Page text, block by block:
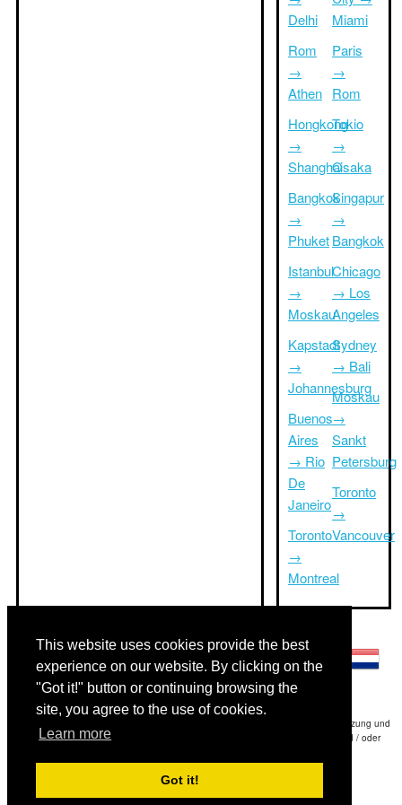
This website uses cookies provide the best
experience on our website. By clicking on the
"Got it!" button or continuing browsing the
site, you agree to the use of cookies.
Learn more
Got it!
Delhi
Rom
→
Athen
Hongkong
→
Shanghai
Bangkok
→
Phuket
Istanbul
→
Moskau
Kapstadt
→
Johannesburg
Buenos
Aires
→ Rio
De
Janeiro
Toronto
→
Montreal
Miami
Paris
→
Rom
Tokio
→
Osaka
Singapur
→
Bangkok
Chicago
→ Los
Angeles
Sydney
→ Bali
Moskau
→
Sankt
Petersburg
Toronto
→
Vancouver
Haftungsausschluss: Die Informationen auf dieser Website ist unsere beste Schätzung und
für nur Ihre Referenz.Triptimeto.com haftet nicht für jede Reise Verzögerung und / oder